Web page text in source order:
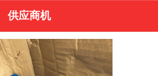
供应商机